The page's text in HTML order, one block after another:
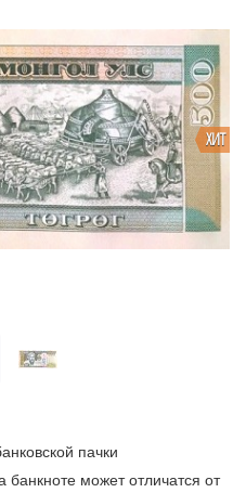
ХИТ
пачки
может отличатся от